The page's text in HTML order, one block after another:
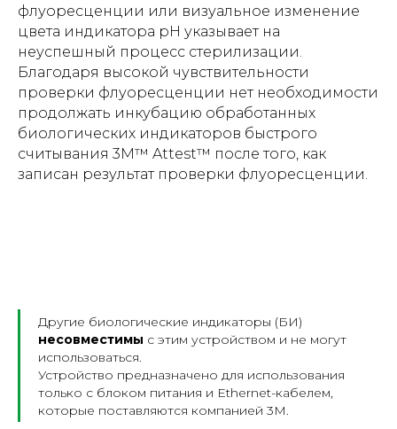
флуоресценции или визуальное изменение
цвета индикатора pH указывает на
неуспешный процесс стерилизации.
Благодаря высокой чувствительности
проверки флуоресценции нет необходимости
продолжать инкубацию обработанных
биологических индикаторов быстрого
считывания 3M™ Attest™ после того, как
записан результат проверки флуоресценции.
Другие биологические индикаторы (БИ)
несовместимы с этим устройством и не могут
использоваться.
Устройство предназначено для использования
только с блоком питания и Ethernet-кабелем,
которые поставляются компанией 3M.